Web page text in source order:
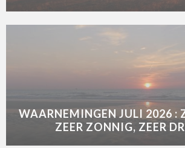
WAARNEMINGEN JULI 2026 :
ZEER ZONNIG, ZEER